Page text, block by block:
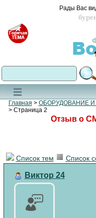
Рады Вас
Главная > ОБОРУДОВАНИЕ
> Страница 2
Отзыв о
Список тем Список
Виктор 24